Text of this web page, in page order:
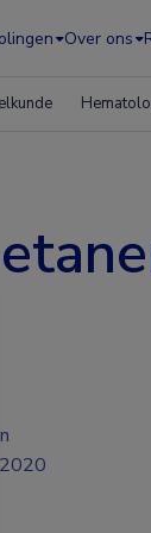
Over ons
2020